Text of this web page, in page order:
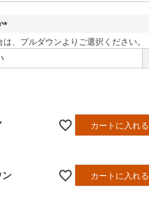
(
必
、プルダウンよりご選択ください。
カートに入れる
ン カートに入れる